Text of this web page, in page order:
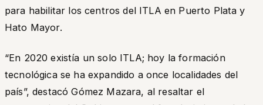
para habilitar los centros del ITLA en Puerto Plata y
Hato Mayor.
“En 2020 existía un solo ITLA; hoy la formación
tecnológica se ha expandido a once localidades del
país”, destacó Gómez Mazara, al resaltar el